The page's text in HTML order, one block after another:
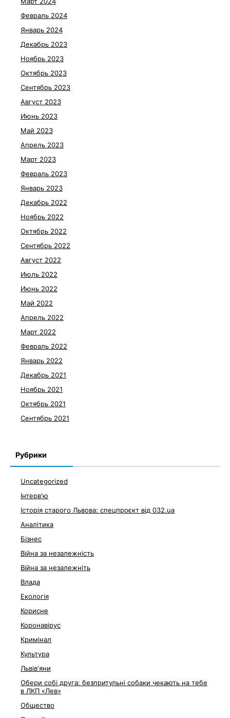
Февраль 2024
Январь 2024
Декабрь 2023
Ноябрь 2023
Октябрь 2023
Сентябрь 2023
Август 2023
Июнь 2023
Май 2023
Апрель 2023
Март 2023
Февраль 2023
Январь 2023
Декабрь 2022
Ноябрь 2022
Октябрь 2022
Сентябрь 2022
Август 2022
Июль 2022
Июнь 2022
Май 2022
Апрель 2022
Март 2022
Февраль 2022
Январь 2022
Декабрь 2021
Ноябрь 2021
Октябрь 2021
Сентябрь 2021
Рубрики
Uncategorized
Інтерв'ю
Історія старого Львова: спецпроєкт від 032.ua
Аналітика
Бізнес
Війна за незалежність
Війна за незалежніть
Влада
Екологія
Корисне
Коронавірус
Кримінал
Культура
Львівʼяни
Обери собі друга: безпритульні собаки чекають на тебе
в ЛКП «Лев»
Общество